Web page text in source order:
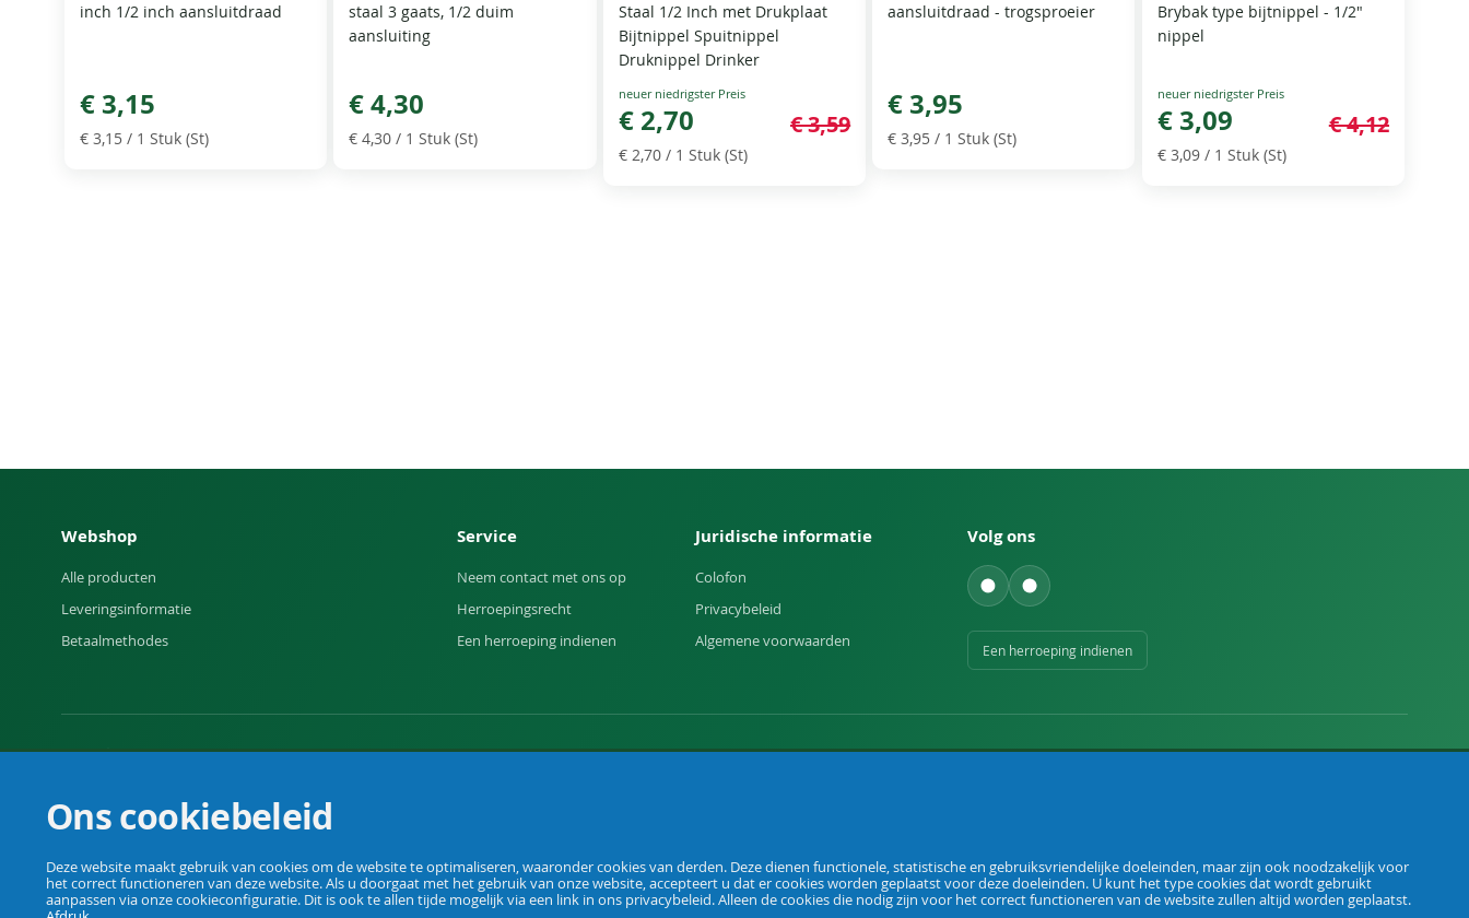
inch 1/2 inch aansluitdraad
€ 3,15
€ 3,15 / 1 Stuk (St)
staal 3 gaats, 1/2 duim
aansluiting
€ 4,30
€ 4,30 / 1 Stuk (St)
Staal 1/2 Inch met Drukplaat
Bijtnippel Spuitnippel
Druknippel Drinker
Special
Price
€ 2,70 € 3,59
€ 2,70/ 1 Stuk (St)
aansluitdraad - trogsproeier
€ 3,95
€ 3,95 / 1 Stuk (St)
Brybak type bijtnippel - 1/2"
nippel
Special
Price
€ 3,09 € 4,12
€ 3,09/ 1 Stuk (St)
Webshop
Alle producten
Leveringsinformatie
Betaalmethodes
Service
Neem contact met ons op
Herroepingsrecht
Een herroeping indienen
Juridische informatie
Colofon
Privacybeleid
Algemene voorwaarden
Volg ons
Een herroeping indienen
© Agrarking. Alle rechten voorbehouden. Algemene voorwaardenPrivacybeleidHerroepingsrechtColofon
Ons cookiebeleid
Deze website maakt gebruik van cookies om de website te optimaliseren, waaronder cookies van derden. Deze dienen functionele, statistische en gebruiksvriendelijke doeleinden, maar zijn ook noodzakelijk voor
het correct functioneren van deze website. Als u doorgaat met het gebruik van onze website, accepteert u dat er cookies worden geplaatst voor deze doeleinden. U kunt het type cookies dat wordt gebruikt
aanpassen via onze cookieconfiguratie. Dit is ook te allen tijde mogelijk via een link in ons privacybeleid. Alleen de cookies die nodig zijn voor het correct functioneren van de website zullen altijd worden geplaatst.